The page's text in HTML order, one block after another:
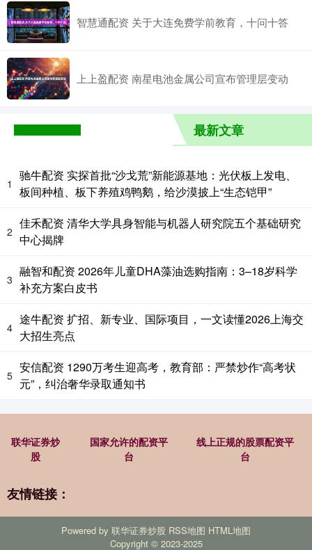
智慧通配资 关于大连免费学前教育，十问十答
上上盈配资 南星电池金属公司宣布管理层变动
最新文章
1
驰牛配资 实探首批“沙戈荒”新能源基地：光伏板上发电、
板间种植、板下养殖鸡鸭鹅，给沙漠披上“生态铠甲”
2
佳禾配资 清华大学具身智能与机器人研究院五个基础研究
中心揭牌
3
融智和配资 2026年儿童DHA藻油选购指南：3–18岁科学
补充方案白皮书
4
途牛配资 扩招、新专业、国际项目，一文读懂2026上海交
大招生亮点
5
安信配资 1290万考生迎高考，教育部：严禁炒作“高考状
元”，纠治奢华录取通知书
联华证券炒
股
国家允许的配资平
台
线上正规的股票配资平
台
友情链接：
Powered by 联华证券炒股 RSS地图 HTML地图
Copyright © 2023-2025